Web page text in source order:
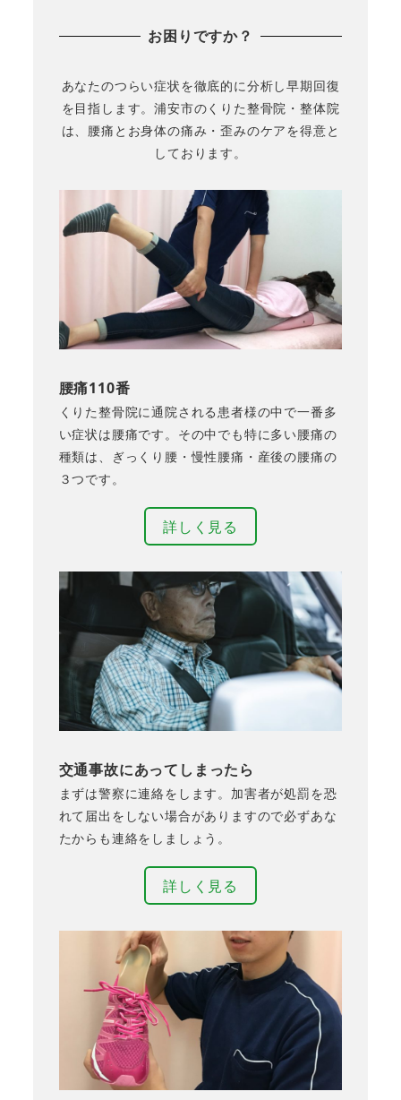
お困りですか？
あなたのつらい症状を徹底的に分析し早期回復
を目指します。浦安市のくりた整骨院・整体院
は、腰痛とお身体の痛み・歪みのケアを得意と
しております。
腰痛110番
くりた整骨院に通院される患者様の中で一番多
い症状は腰痛です。その中でも特に多い腰痛の
種類は、ぎっくり腰・慢性腰痛・産後の腰痛の
３つです。
詳しく見る
交通事故にあってしまったら
まずは警察に連絡をします。加害者が処罰を恐
れて届出をしない場合がありますので必ずあな
たからも連絡をしましょう。
詳しく見る